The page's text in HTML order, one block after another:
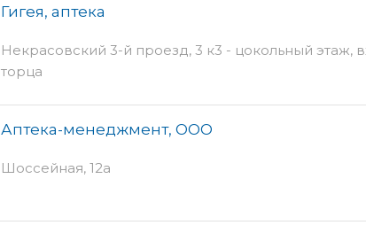
Гигея, аптека
Некрасовский 3-й проезд, 3 к3 - цокольный этаж,
торца
Аптека-менеджмент, ООО
Шоссейная, 12а